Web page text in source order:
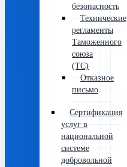
безопасность
Технические
регламенты
Таможенного
союза
(ТС)
Отказное
письмо
Сертификация
услуг в
национальной
системе
добровольной